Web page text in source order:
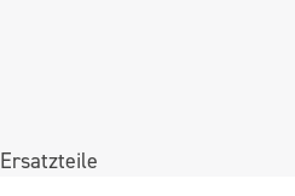
Ersatzteile